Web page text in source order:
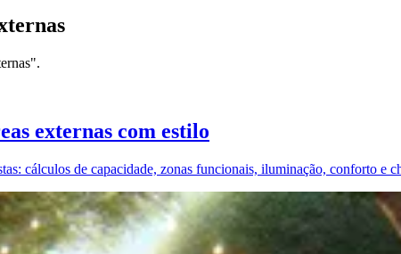
externas com estilo
cálculos de capacidade, zonas funcionais, iluminação, conforto e